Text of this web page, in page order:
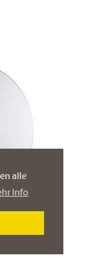
alle
Info